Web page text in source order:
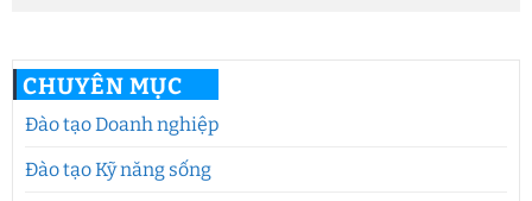
CHUYÊN MỤC
Đào tạo Doanh nghiệp
Đào tạo Kỹ năng sống